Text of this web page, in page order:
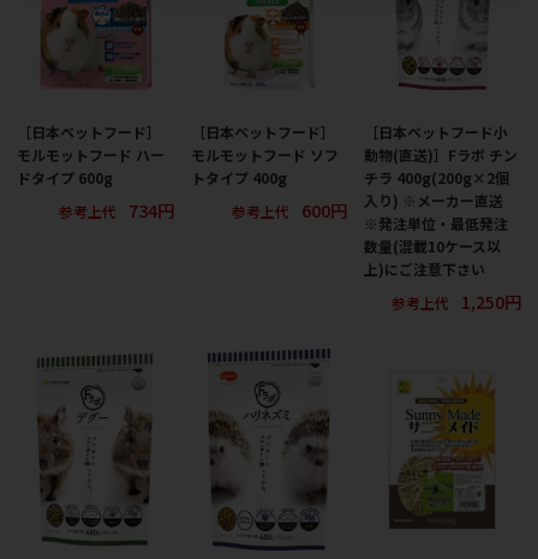
［日本ペットフード］
モルモットフード ハー
ドタイプ 600g
参考上代
734円
［日本ペットフード］
モルモットフード ソフ
トタイプ 400g
参考上代
600円
［日本ペットフード小
動物(直送)］Fラボ チン
チラ 400g(200g×2個
入り) ※メーカー直送
※発注単位・最低発注
数量(混載10ケース以
上)にご注意下さい
参考上代
1,250円